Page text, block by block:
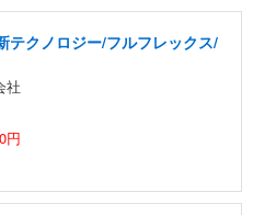
クノロジー/フルフレックス/
社
円